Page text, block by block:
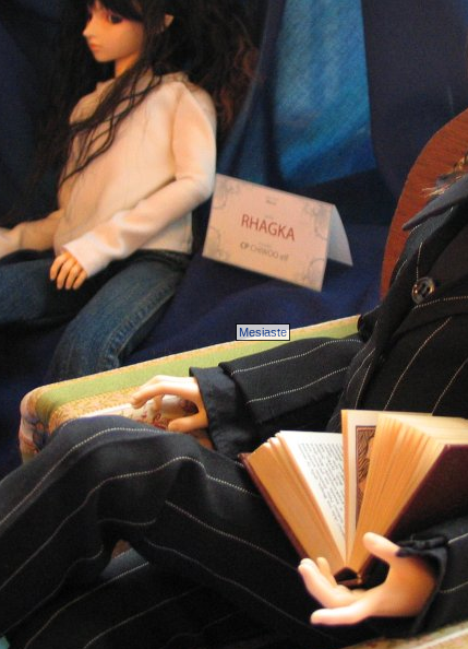
Mesiaste